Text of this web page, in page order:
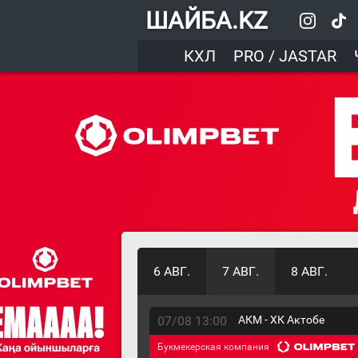
ШАЙБА.KZ
КХЛ PRO / JASTAR
6 АВГ. 7 АВГ. 8 АВГ.
07/08 13:00 АКМ - ХК Актобе
Букмекерская компания